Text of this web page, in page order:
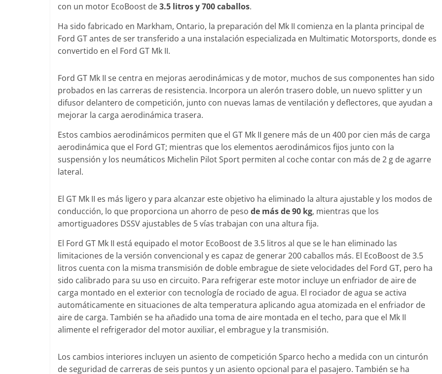
con un motor EcoBoost de3.5 litros y 700 caballos.
Ha sido fabricado en Markham, Ontario, la preparación del Mk II comienza en la planta principal de
Ford GT antes de ser transferido a una instalación especializada en Multimatic Motorsports, donde es
convertido en el Ford GT Mk II.
Ford GT Mk II se centra en mejoras aerodinámicas y de motor, muchos de sus componentes han sido
probados en las carreras de resistencia. Incorpora un alerón trasero doble, un nuevo splitter y un
difusor delantero de competición, junto con nuevas lamas de ventilación y deflectores, que ayudan a
mejorar la carga aerodinámica trasera.
Estos cambios aerodinámicos permiten que el GT Mk II genere más de un 400 por cien más de carga
aerodinámica que el Ford GT; mientras que los elementos aerodinámicos fijos junto con la
suspensión y los neumáticos Michelin Pilot Sport permiten al coche contar con más de 2 g de agarre
lateral.
El GT Mk II es más ligero y para alcanzar este objetivo ha eliminado la altura ajustable y los modos de
conducción, lo que proporciona un ahorro de peso de más de 90 kg, mientras que los
amortiguadores DSSV ajustables de 5 vías trabajan con una altura fija.
El Ford GT Mk II está equipado el motor EcoBoost de 3.5 litros al que se le han eliminado las
limitaciones de la versión convencional y es capaz de generar 200 caballos más. El EcoBoost de 3.5
litros cuenta con la misma transmisión de doble embrague de siete velocidades del Ford GT, pero ha
sido calibrado para su uso en circuito. Para refrigerar este motor incluye un enfriador de aire de
carga montado en el exterior con tecnología de rociado de agua. El rociador de agua se activa
automáticamente en situaciones de alta temperatura aplicando agua atomizada en el enfriador de
aire de carga. También se ha añadido una toma de aire montada en el techo, para que el Mk II
alimente el refrigerador del motor auxiliar, el embrague y la transmisión.
Los cambios interiores incluyen un asiento de competición Sparco hecho a medida con un cinturón
de seguridad de carreras de seis puntos y un asiento opcional para el pasajero. También se ha
Clásicos
años de uno de los
Mercedes-Benz más caros
31 de enero de 2022 mospotter84 0
deportividad
25 de julio de 2022 mospotter84
Seguridad
Llamada a revisión en
entre 2017-2019
4 de septiembre de 2020
mospotter84
0
ESF 13: un experimento
seguridad